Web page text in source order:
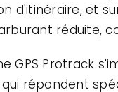
d'itinéraire, et
réduite,
GPS Protrack
répondent